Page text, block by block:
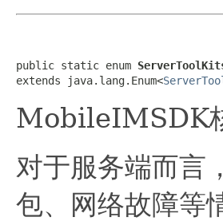
public static enum
extends java.lang.Enum<
MobileIMSDK
对于服务端而言
包、网络故障等